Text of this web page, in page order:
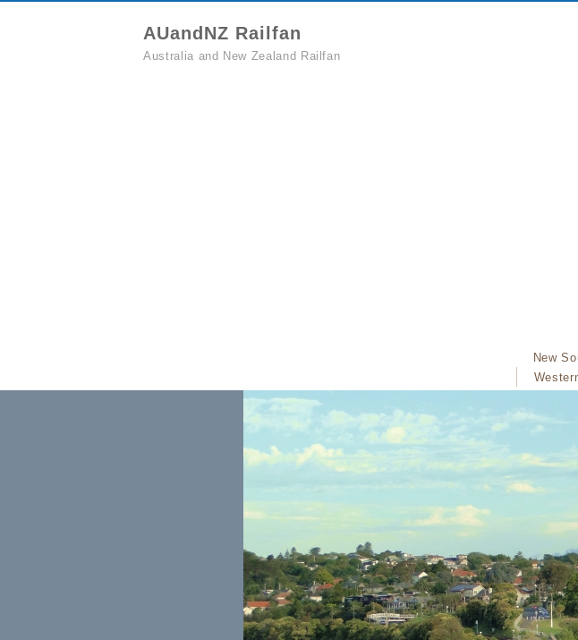
AUandNZ Railfan
Australia and New Zealand Railfan
New